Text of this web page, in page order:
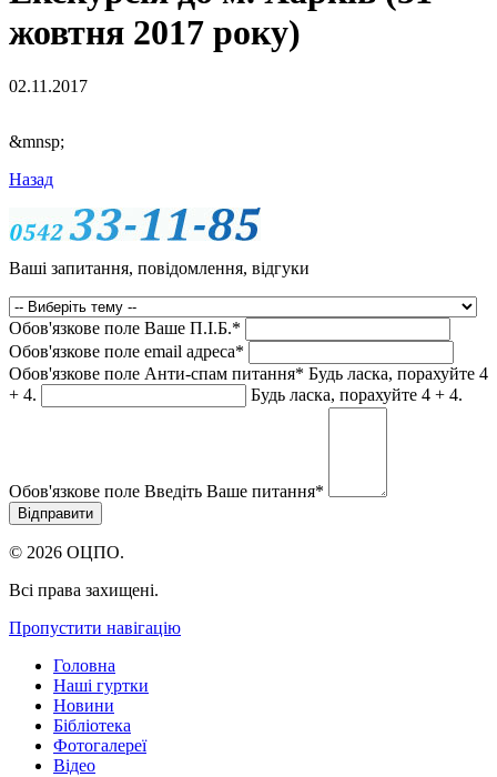
жовтня 2017 року)
02.11.2017
&mnsp;
Назад
Ваші запитання, повідомлення, відгуки
Обов'язкове поле Ваше П.I.Б.*
Обов'язкове поле email адреса*
Обов'язкове поле Анти-спам питання* Будь ласка, порахуйте 4
+ 4.
Будь ласка, порахуйте 4 + 4.
Обов'язкове поле Введіть Ваше питання*
© 2026 ОЦПО.
Всі права захищені.
Пропустити навігацію
Головна
Наші гуртки
Новини
Бібліотека
Фотогалереї
Відео